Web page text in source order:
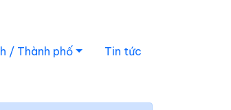
/ Thành phố Tin tức